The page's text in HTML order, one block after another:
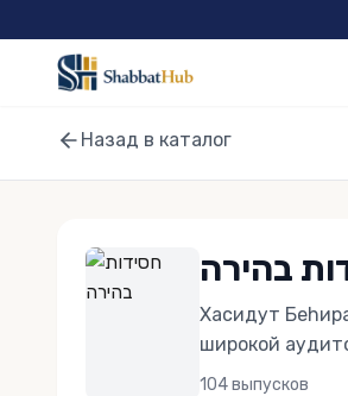
Назад в каталог
בהירה
Хасидут
широкой
104выпусков